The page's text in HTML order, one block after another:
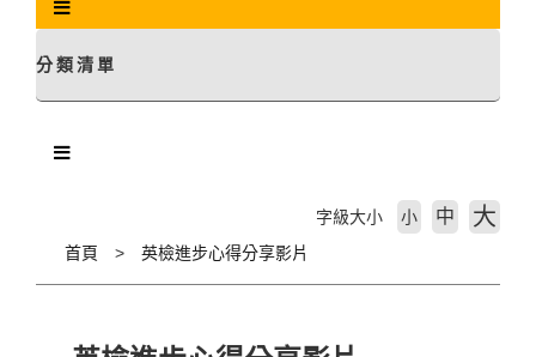
分類清單
首頁 英檢進步心得分享影片
字級大小 小 中 大